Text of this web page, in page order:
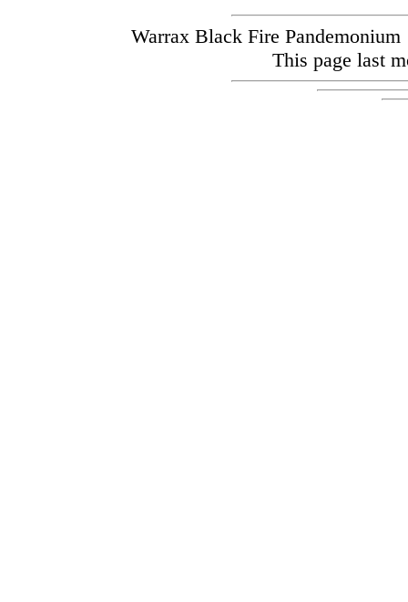
Warrax Black Fire
This page last